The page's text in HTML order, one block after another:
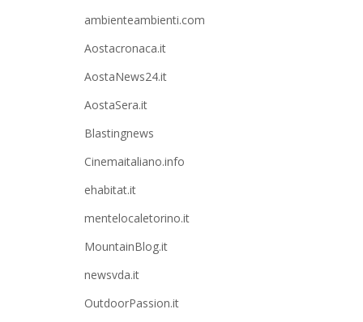
ambienteambienti.com
Aostacronaca.it
AostaNews24.it
AostaSera.it
Blastingnews
Cinemaitaliano.info
ehabitat.it
mentelocaletorino.it
MountainBlog.it
newsvda.it
OutdoorPassion.it